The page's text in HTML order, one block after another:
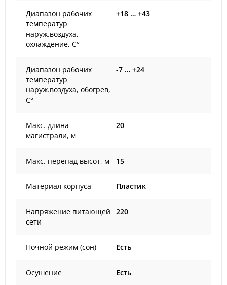
Диапазон рабочих
температур
наруж.воздуха,
охлаждение, С°
+18 … +43
Диапазон рабочих
температур
наруж.воздуха, обогрев,
С°
-7 … +24
Макс. длина
магистрали, м
20
Макс. перепад высот, м 15
Материал корпуса Пластик
Напряжение питающей
сети
220
Ночной режим (сон) Есть
Осушение Есть